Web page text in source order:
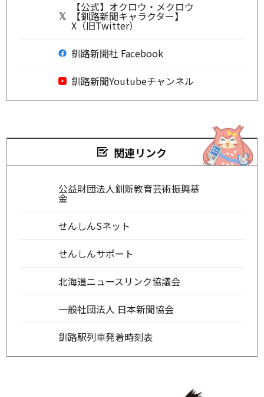
【公式】オクロウ・メクロウ
【釧路新聞キャラクター】
X（旧Twitter）
釧路新聞社 Facebook
釧路新聞Youtubeチャンネル
関連リンク
公益財団法人釧新教育芸術振興基
金
せんしんSネット
せんしんサポート
北海道ニュースリンク協議会
一般社団法人 日本新聞協会
釧路駅列車発着時刻表